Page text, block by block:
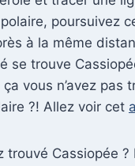
polaire, poursuivez
à la même
se trouve
vous n’avez pas
?! Allez voir cet
trouvé Cassiopée ?